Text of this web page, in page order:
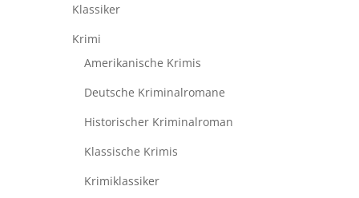
Klassiker
Krimi
Amerikanische Krimis
Deutsche Kriminalromane
Historischer Kriminalroman
Klassische Krimis
Krimiklassiker